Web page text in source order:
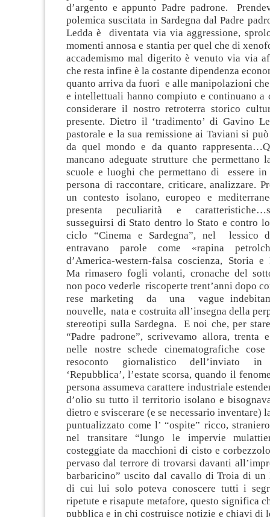
d’argento e appunto Padre padrone.
polemica suscitata in Sardegna dal Padre
Ledda è diventata via via aggressione,
momenti annosa e stantia per quel che di
accademismo mal digerito è venuto via via
che resta infine è la costante dipendenza
quanto arriva da fuori e alle manipolazioni
e intellettuali hanno compiuto e continuano a
considerare il nostro retroterra storico
presente. Dietro il ‘tradimento’ di Gavino
pastorale e la sua remissione ai Taviani si
da quel mondo e da quanto
mancano adeguate strutture che permettano
scuole e luoghi che permettano di essere
persona di raccontare, criticare, analizzare.
un contesto isolano, europeo e
presenta peculiarità e
susseguirsi di Stato dentro lo Stato e contro
ciclo “Cinema e Sardegna”, nel lessico
entravano parole come «rapina
d’America-western-falsa coscienza, Storia e
Ma rimasero fogli volanti, cronache del
non poco vederle riscoperte trent’anni dopo
rese marketing da una vague
nouvelle, nata e costruita all’insegna della
stereotipi sulla Sardegna. E noi che, per
“Padre padrone”, scrivevamo allora, trenta
nelle nostre schede cinematografiche
resoconto giornalistico dell’inviato
‘Repubblica’, l’estate scorsa, quando il
persona assumeva carattere industriale
d’olio su tutto il territorio isolano e
dietro e sviscerare (e se necessario inventare)
puntualizzato come l’ “ospite” ricco,
nel transitare “lungo le impervie
costeggiate da macchioni di cisto e
pervaso dal terrore di trovarsi davanti
barbaricino” uscito dal cavallo di Troia di un
di cui lui solo poteva conoscere tutti i
ripetute e risapute metafore, questo significa
pubblica e in chi costruisce notizie e chiavi di